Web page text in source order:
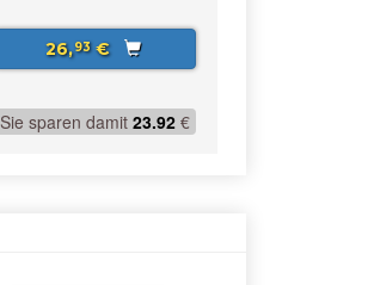
26,93€
Sie sparen damit 23.92 €